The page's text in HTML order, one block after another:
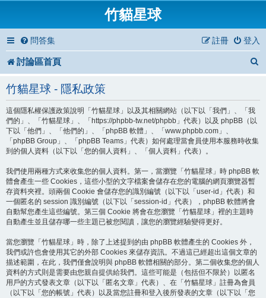
竹貓星球
問答集 登入
註冊
討論區首頁
竹貓星球 - 隱私政策
這個隱私權保護政策說明「竹貓星球」以及其相關網站（以下以「我們」、「我
們的」、「竹貓星球」、「https://phpbb-tw.net/phpbb」代表）以及 phpBB（以
下以「他們」、「他們的」、「phpBB 軟體」、「www.phpbb.com」、
「phpBB Group」、「phpBB Teams」代表）如何處理當會員使用本服務時收集
到的個人資料（以下以「您的個人資料」、「個人資料」代表）。
我們使用兩種方式來收集您的個人資料。第一，當瀏覽「竹貓星球」時 phpBB 軟
體會產生一些 Cookies，這些小型的文字檔案會儲存在您的電腦的網頁瀏覽器暫
存資料夾裡。頭兩個 Cookie 會儲存您的識別編號（以下以「user-id」代表）和
一個匿名的 session 識別編號（以下以「session-id」代表），phpBB 軟體將會
自動幫您產生這些編號。第三個 Cookie 將會在您瀏覽「竹貓星球」裡的主題時
自動產生並且儲存哪一些主題已被您閱讀，讓您的瀏覽經驗變得更好。
當您瀏覽「竹貓星球」時，除了上述提到的由 phpBB 軟體產生的 Cookies 外，
我們或許也會使用其它的外部 Cookies 來儲存資訊。不過這已經超出這個文章的
描述範圍，在此，我們僅會說明與 phpBB 軟體相關的部分。第二個收集您的個人
資料的方式則是需要由您親自提供給我們。這些可能是（包括但不限於）以匿名
用戶的方式發表文章（以下以「匿名文章」代表）、在「竹貓星球」註冊為會員
（以下以「您的帳號」代表）以及當您註冊和登入後所發表的文章（以下以「您